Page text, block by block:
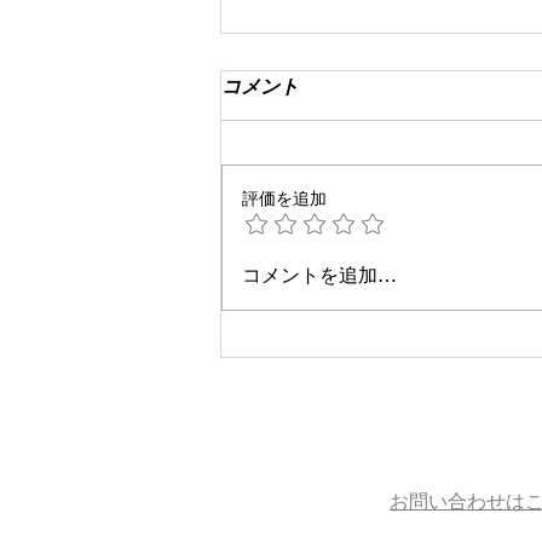
☆肩こり・腰痛予防☆
コメント
評価を追加
コメントを追加…
お問い合わせは